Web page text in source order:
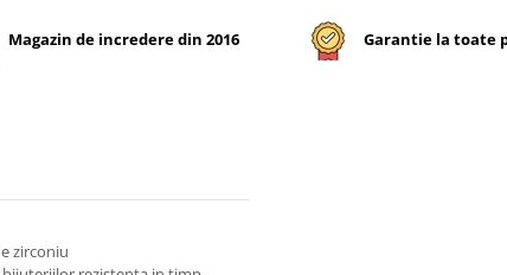
Magazin de incredere din 2016 Garantie la toate
zirconiu